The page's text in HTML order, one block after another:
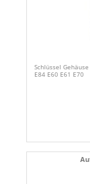
Schlüssel
E84 E60 E61 E70